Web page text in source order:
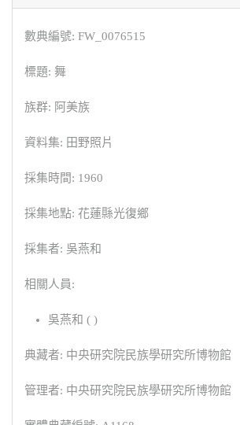
數典編號: FW_0076515
標題: 舞
族群: 阿美族
資料集: 田野照片
採集時間: 1960
採集地點: 花蓮縣光復鄉
採集者: 吳燕和
相關人員:
吳燕和 ( )
典藏者: 中央研究院民族學研究所博物館
管理者: 中央研究院民族學研究所博物館